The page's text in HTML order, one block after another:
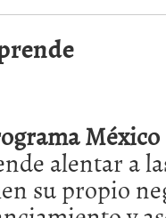
crisis: despidos y
rumbo al Mundial
están creciendo
alentar a
su propio